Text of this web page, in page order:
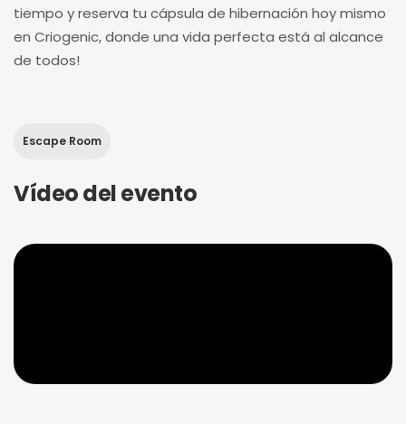
tiempo y reserva tu cápsula de hibernación hoy mismo
en Criogenic, donde una vida perfecta está al alcance
de todos!
Escape Room
Vídeo del evento